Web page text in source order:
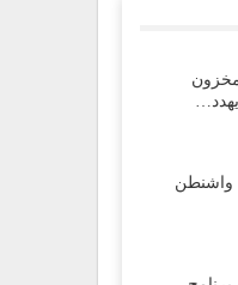
أمريكية..
تعصف
واشنطن